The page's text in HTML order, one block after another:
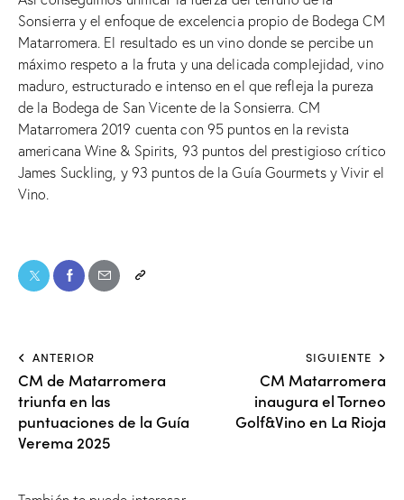
Sonsierra y el enfoque de excelencia propio de Bodega CM
Matarromera. El resultado es un vino donde se percibe un
máximo respeto a la fruta y una delicada complejidad, vino
maduro, estructurado e intenso en el que refleja la pureza
de la Bodega de San Vicente de la Sonsierra. CM
Matarromera 2019 cuenta con 95 puntos en la revista
americana Wine & Spirits, 93 puntos del prestigioso crítico
James Suckling, y 93 puntos de la Guía Gourmets y Vivir el
Vino.
ANTERIOR
CM de Matarromera
triunfa en las
puntuaciones de la Guía
Verema 2025
SIGUIENTE
CM Matarromera
inaugura el Torneo
Golf&Vino en La Rioja